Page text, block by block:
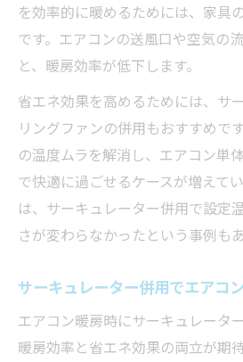
を効率的に暖めるためには、家具
です。エアコンの送風口や空気の
と、暖房効率が低下します。
省エネ効果を高めるためには、サ
リングファンの併用もおすすめで
の温度ムラを解消し、エアコン単
で快適に過ごせるケースが増えて
は、サーキュレーター併用で設定
さが変わらなかったという事例もあ
サーキュレーター併用でエアコ
エアコン暖房時にサーキュレータ
暖房効率と省エネ効果の両立が期